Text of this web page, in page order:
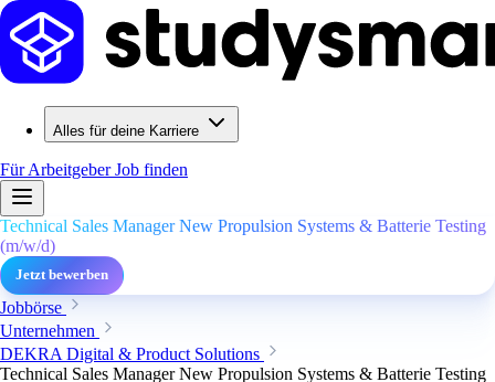
Alles für deine Karriere
Für ArbeitgeberJob finden
Technical Sales Manager New Propulsion Systems & Batterie Testing
(m/w/d)
Jetzt bewerben
Jobbörse
Unternehmen
DEKRA Digital & Product Solutions
Technical Sales Manager New Propulsion Systems & Batterie Testing